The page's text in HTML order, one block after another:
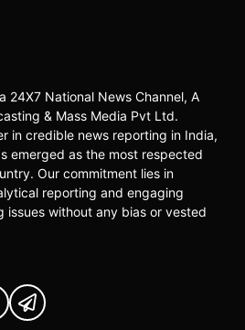
24X7 National News Channel, A
& Mass Media Pvt Ltd.
in credible news reporting in India,
emerged as the most respected
Our commitment lies in
reporting and engaging
issues without any bias or vested